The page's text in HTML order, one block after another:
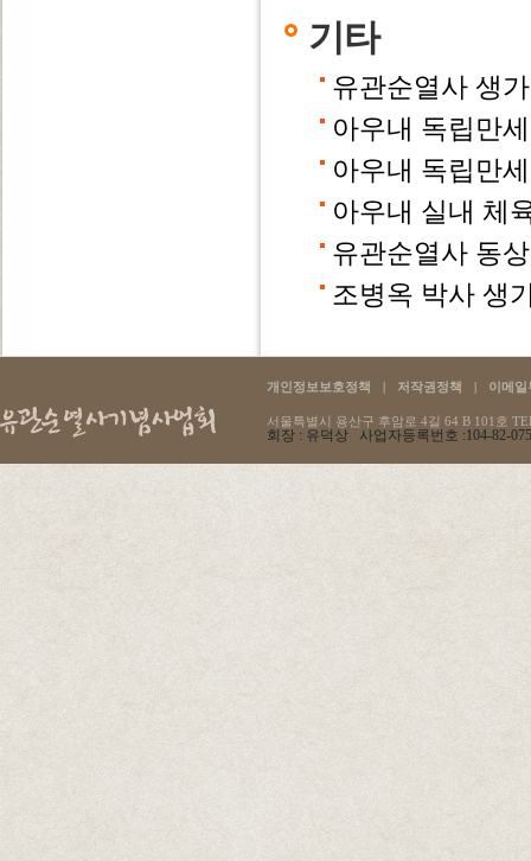
기타
유관순열사 생
아우내 독립만
아우내 독립만
아우내 실내 체
유관순열사 동
조병옥 박사 생
개인정보보호정책 | 저작권정책 | 이메일
서울특별시 용산구 후암로 4길 64 B 101호
회장 : 유덕상 사업자등록번호 :104-82-